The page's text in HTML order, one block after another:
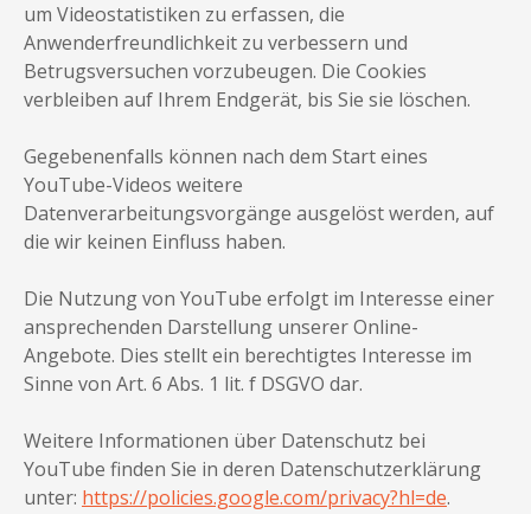
um Videostatistiken zu erfassen, die
Anwenderfreundlichkeit zu verbessern und
Betrugsversuchen vorzubeugen. Die Cookies
verbleiben auf Ihrem Endgerät, bis Sie sie löschen.
Gegebenenfalls können nach dem Start eines
YouTube-Videos weitere
Datenverarbeitungsvorgänge ausgelöst werden, auf
die wir keinen Einfluss haben.
Die Nutzung von YouTube erfolgt im Interesse einer
ansprechenden Darstellung unserer Online-
Angebote. Dies stellt ein berechtigtes Interesse im
Sinne von Art. 6 Abs. 1 lit. f DSGVO dar.
Weitere Informationen über Datenschutz bei
YouTube finden Sie in deren Datenschutzerklärung
unter: https://policies.google.com/privacy?hl=de.